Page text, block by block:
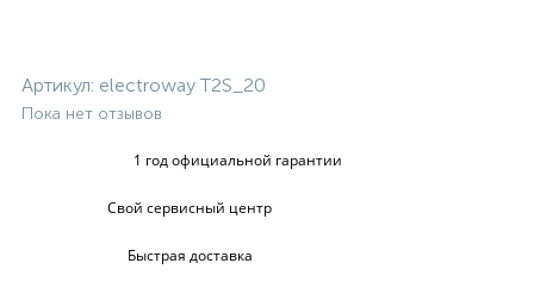
Артикул: electroway T2S_20
Пока нет отзывов
1 год официальной гарантии
Свой сервисный центр
Быстрая доставка